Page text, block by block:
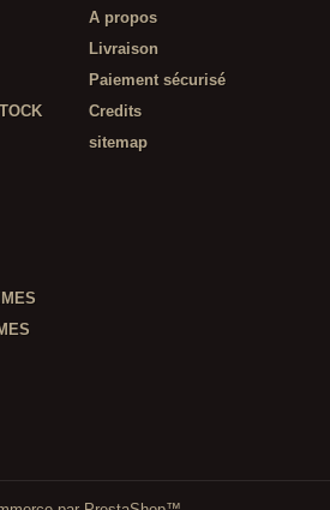
A propos
Livraison
Paiement sécurisé
Credits
sitemap